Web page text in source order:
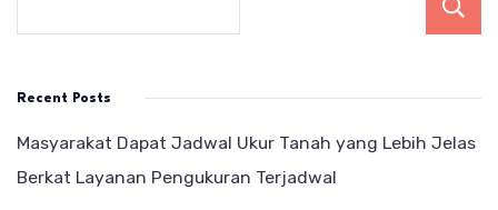
Recent Posts
Masyarakat Dapat Jadwal Ukur Tanah yang Lebih Jelas
Berkat Layanan Pengukuran Terjadwal